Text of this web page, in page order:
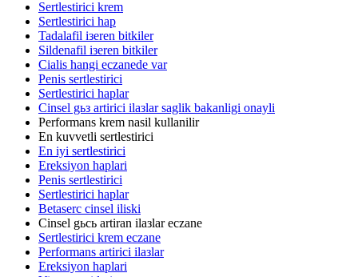
Sertlestirici krem
Sertlestirici hap
Tadalafil iзeren bitkiler
Sildenafil iзeren bitkiler
Cialis hangi eczanede var
Penis sertlestirici
Sertlestirici haplar
Cinsel gьз artirici ilaзlar saglik bakanligi onayli
Performans krem nasil kullanilir
En kuvvetli sertlestirici
En iyi sertlestirici
Ereksiyon haplari
Penis sertlestirici
Sertlestirici haplar
Betaserc cinsel iliski
Cinsel gьcь artiran ilaзlar eczane
Sertlestirici krem eczane
Performans artirici ilaзlar
Ereksiyon haplari